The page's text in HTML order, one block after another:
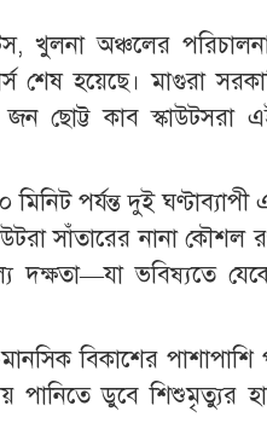
খুলনা অঞ্চলের
শেষ হয়েছে। মাগুরা
ছোট্ট কাব স্কাউটসরা
পর্যন্ত দুই ঘণ্টাব্যাপী
সাঁতারের নানা কৌশল
ভবিষ্যতে
বিকাশের পাশাপাশি
পানিতে ডুবে শিশুমৃত্যুর